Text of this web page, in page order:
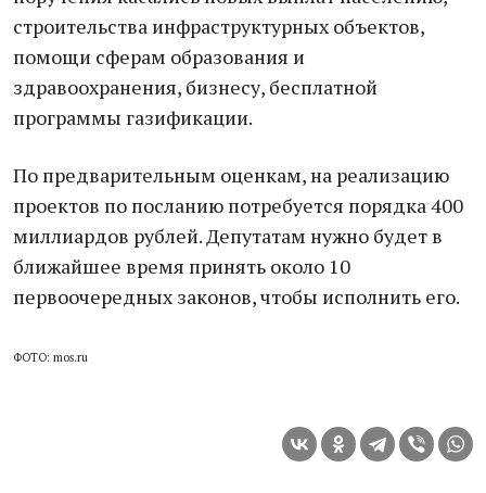
строительства инфраструктурных объектов,
помощи сферам образования и
здравоохранения, бизнесу, бесплатной
программы газификации.
По предварительным оценкам, на реализацию
проектов по посланию потребуется порядка 400
миллиардов рублей. Депутатам нужно будет в
ближайшее время принять около 10
первоочередных законов, чтобы исполнить его.
ФОТО: mos.ru